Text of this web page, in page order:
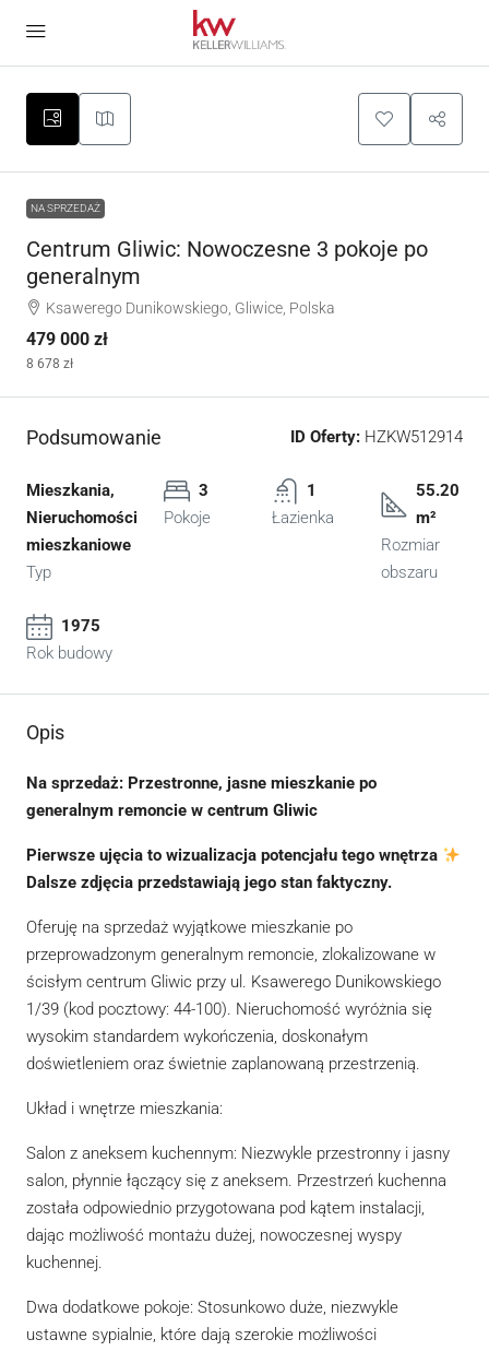
NA SPRZEDAŻ
Centrum Gliwic: Nowoczesne 3 pokoje po
generalnym
Ksawerego Dunikowskiego, Gliwice, Polska
479 000 zł
8 678 zł
Podsumowanie ID Oferty: HZKW512914
Mieszkania,
Nieruchomości
mieszkaniowe
Typ
3
Pokoje
1
Łazienka
55.20
m²
Rozmiar
obszaru
1975
Rok budowy
Opis
Na sprzedaż: Przestronne, jasne mieszkanie po
generalnym remoncie w centrum Gliwic
Pierwsze ujęcia to wizualizacja potencjału tego wnętrza
Dalsze zdjęcia przedstawiają jego stan faktyczny.
Oferuję na sprzedaż wyjątkowe mieszkanie po
przeprowadzonym generalnym remoncie, zlokalizowane w
ścisłym centrum Gliwic przy ul. Ksawerego Dunikowskiego
1/39 (kod pocztowy: 44-100). Nieruchomość wyróżnia się
wysokim standardem wykończenia, doskonałym
doświetleniem oraz świetnie zaplanowaną przestrzenią.
Układ i wnętrze mieszkania:
Salon z aneksem kuchennym: Niezwykle przestronny i jasny
salon, płynnie łączący się z aneksem. Przestrzeń kuchenna
została odpowiednio przygotowana pod kątem instalacji,
dając możliwość montażu dużej, nowoczesnej wyspy
kuchennej.
Dwa dodatkowe pokoje: Stosunkowo duże, niezwykle
ustawne sypialnie, które dają szerokie możliwości